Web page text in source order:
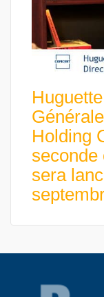
Holding
seconde
sera